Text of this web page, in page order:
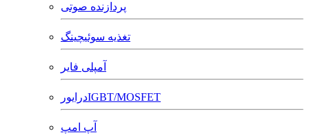
پردازنده صوتی
تغذیه سوئیچینگ
آمپلی فایر
درایورIGBT/MOSFET
آپ امپ